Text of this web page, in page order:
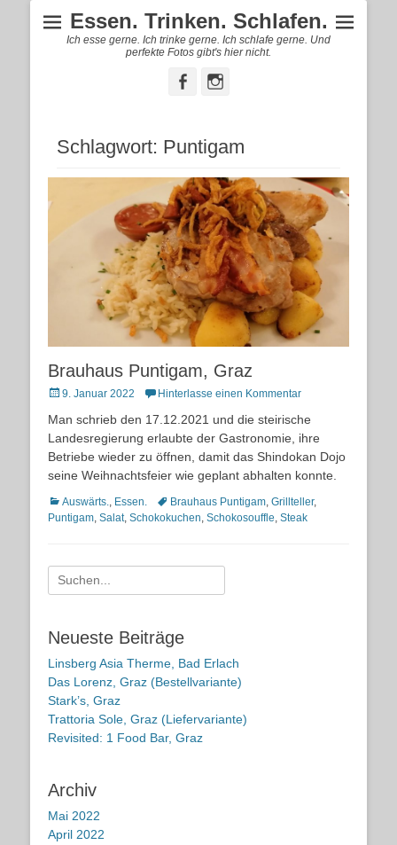
Essen. Trinken. Schlafen.
Ich esse gerne. Ich trinke gerne. Ich schlafe gerne. Und
perfekte Fotos gibt's hier nicht.
FacebookInstagram
Schlagwort: Puntigam
Brauhaus Puntigam, Graz
Posted
9. Januar 2022 Hinterlasse einen Kommentar
Man schrieb den 17.12.2021 und die steirische
Landesregierung erlaubte der Gastronomie, ihre
Betriebe wieder zu öffnen, damit das Shindokan Dojo
seine Weihnachtsfeier wie geplant abhalten konnte.
Kategorien
Auswärts., Essen. Schlagworte
Brauhaus Puntigam, Grillteller,
Puntigam, Salat, Schokokuchen, Schokosouffle, Steak
Suche
nach:
Neueste Beiträge
Linsberg Asia Therme, Bad Erlach
Das Lorenz, Graz (Bestellvariante)
Stark’s, Graz
Trattoria Sole, Graz (Liefervariante)
Revisited: 1 Food Bar, Graz
Archiv
Mai 2022
April 2022